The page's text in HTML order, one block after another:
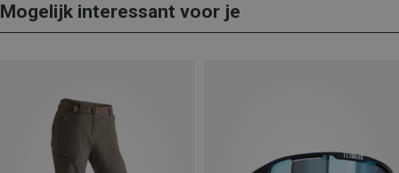
Mogelijk interessant voor je